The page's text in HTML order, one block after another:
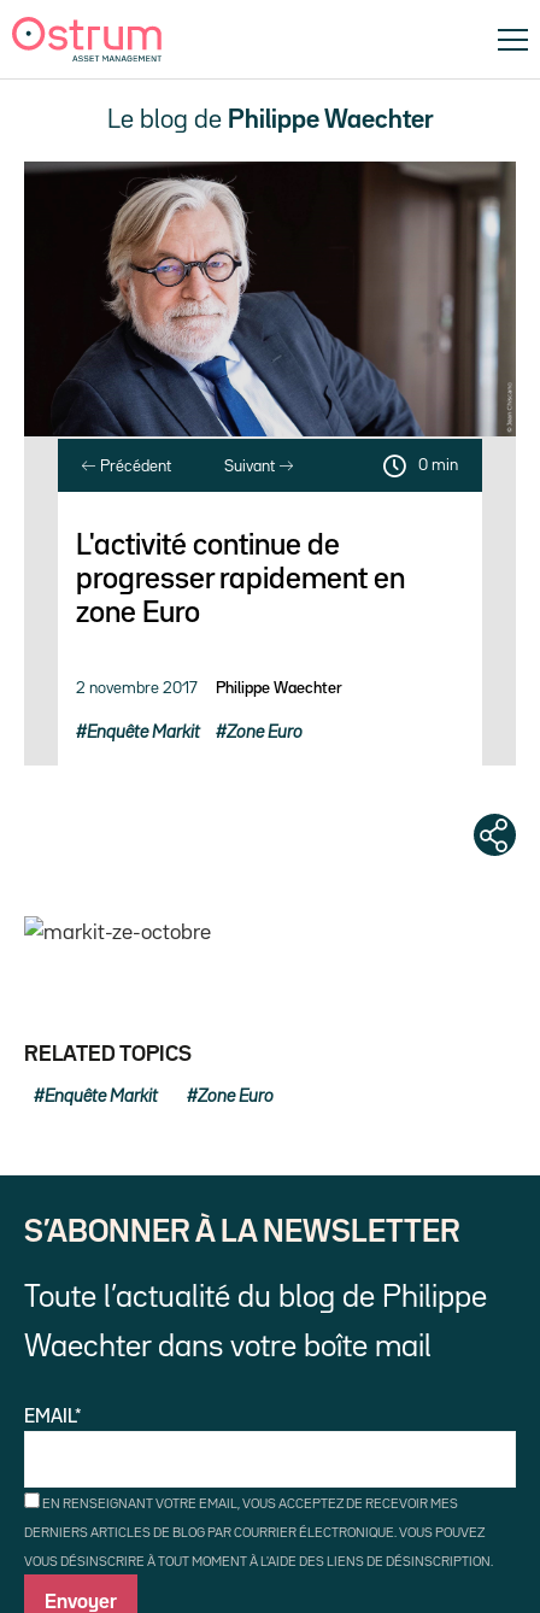
Le blog de Philippe Waechter
Précédent Suivant 0 min
L'activité continue de
progresser rapidement en
zone Euro
2 novembre 2017 Philippe Waechter
Enquête Markit Zone Euro
RELATED TOPICS
Enquête Markit Zone Euro
S’ABONNER À LA NEWSLETTER
Toute l’actualité du blog de Philippe
Waechter dans votre boîte mail
EMAIL*
EN RENSEIGNANT VOTRE EMAIL, VOUS ACCEPTEZ DE RECEVOIR MES
DERNIERS ARTICLES DE BLOG PAR COURRIER ÉLECTRONIQUE. VOUS POUVEZ
VOUS DÉSINSCRIRE À TOUT MOMENT À L'AIDE DES LIENS DE DÉSINSCRIPTION.